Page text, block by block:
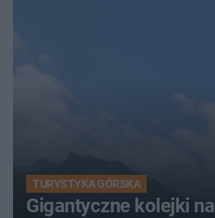
TURYSTYKA GÓRSKA
Gigantyczne kolejki